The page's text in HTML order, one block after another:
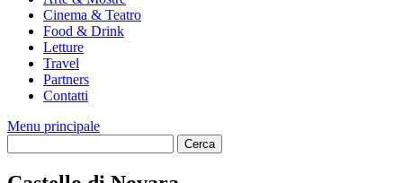
Cinema & Teatro
Food & Drink
Letture
Travel
Partners
Contatti
Menu principale